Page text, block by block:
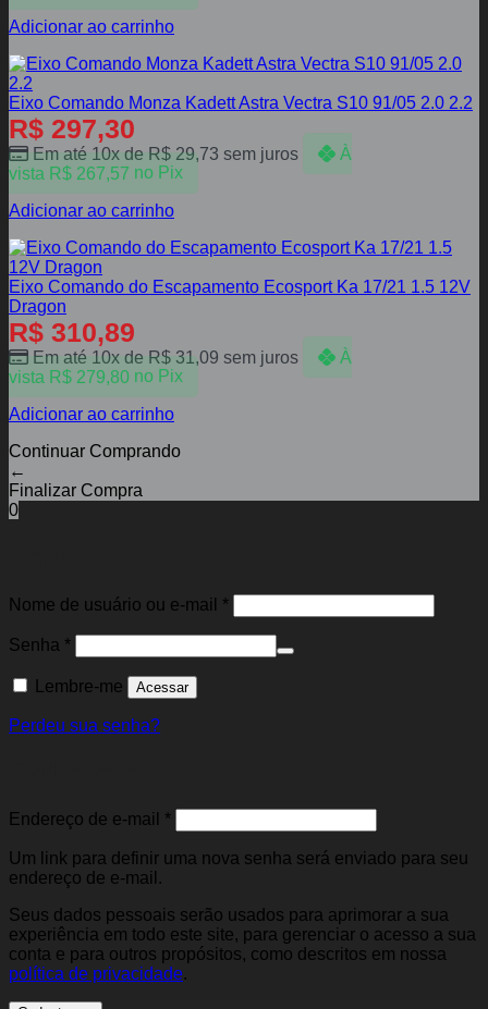
Adicionar ao carrinho
Eixo Comando Monza Kadett Astra Vectra S10 91/05 2.0 2.2
R$ 297,30
Em até 10x de R$ 29,73 sem juros
À
vista R$ 267,57 no Pix
Adicionar ao carrinho
Eixo Comando do Escapamento Ecosport Ka 17/21 1.5 12V
Dragon
R$ 310,89
Em até 10x de R$ 31,09 sem juros
À
vista R$ 279,80 no Pix
Adicionar ao carrinho
Continuar Comprando
←
Finalizar Compra
0
Nome de usuário ou e-mail *Obrigatório
Senha *Obrigatório
Lembre-me Acessar
Perdeu sua senha?
Endereço de e-mail *Obrigatório
Um link para definir uma nova senha será enviado para seu
endereço de e-mail.
Seus dados pessoais serão usados para aprimorar a sua
experiência em todo este site, para gerenciar o acesso a sua
conta e para outros propósitos, como descritos em nossa
política de privacidade.